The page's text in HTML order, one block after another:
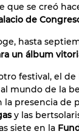
que se creó
de
hasta
un álbum
festival, el de
mundo de la
la presencia de
y las
siete en la